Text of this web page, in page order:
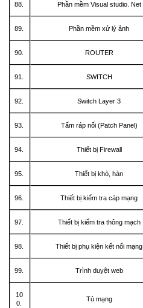
88. Phần mềm Visual studio. Net
89. Phần mềm xử lý ảnh
90. ROUTER
91. SWITCH
92. Switch Layer 3
93. Tấm ráp nối (Patch Panel)
94. Thiết bị Firewall
95. Thiết bị khò, hàn
96. Thiết bị kiểm tra cáp mạng
97. Thiết bị kiểm tra thông mạch
98. Thiết bị phụ kiện kết nối mạng
99. Trình duyệt web
10
0.
Tủ mạng